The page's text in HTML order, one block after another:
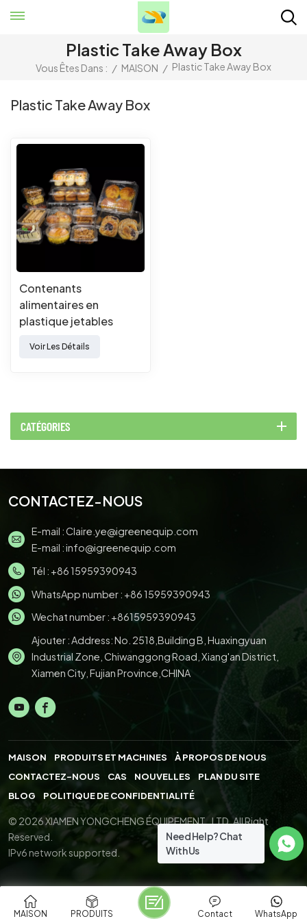
Plastic Take Away Box
Vous Êtes Dans : / MAISON / Plastic Take Away Box
Plastic Take Away Box
Contenants
alimentaires en
plastique jetables
Voir Les Détails
CATÉGORIES
CONTACTEZ-NOUS
E-mail :Claire.ye@igreenequip.com
E-mail :info@igreenequip.com
Tél : +86 15959390943
WhatsApp number : +86 15959390943
Wechat number : +8615959390943
Ajouter : Address: No. 2518,Building B, Huaxingyuan
Industrial Zone, Chiwanggong Road, Xiang'an District,
Xiamen City, Fujian Province,CHINA
MAISON PRODUITS ET MACHINES
À PROPOS DE NOUS
CONTACTEZ-NOUS
CAS NOUVELLES
PLAN DU SITE
BLOG
POLITIQUE DE CONFIDENTIALITÉ
© 2026 XIAMEN YONGCHENG ÉQUIPEMENT., LTD. All Right
Reserved.
IPv6 network supported.
MAISON PRODUITS WhatsApp
Contact
Need Help? Chat
With Us